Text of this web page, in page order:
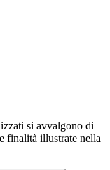
si avvalgono di
finalità illustrate nella